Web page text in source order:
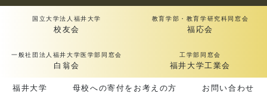
国立大学法人福井大学
校友会
教育学部・教育学研究科同窓会
福応会
一般社団法人福井大学医学部同窓会
白翁会
工学部同窓会
福井大学工業会
福井大学 母校への寄付をお考えの方 お問い合わせ